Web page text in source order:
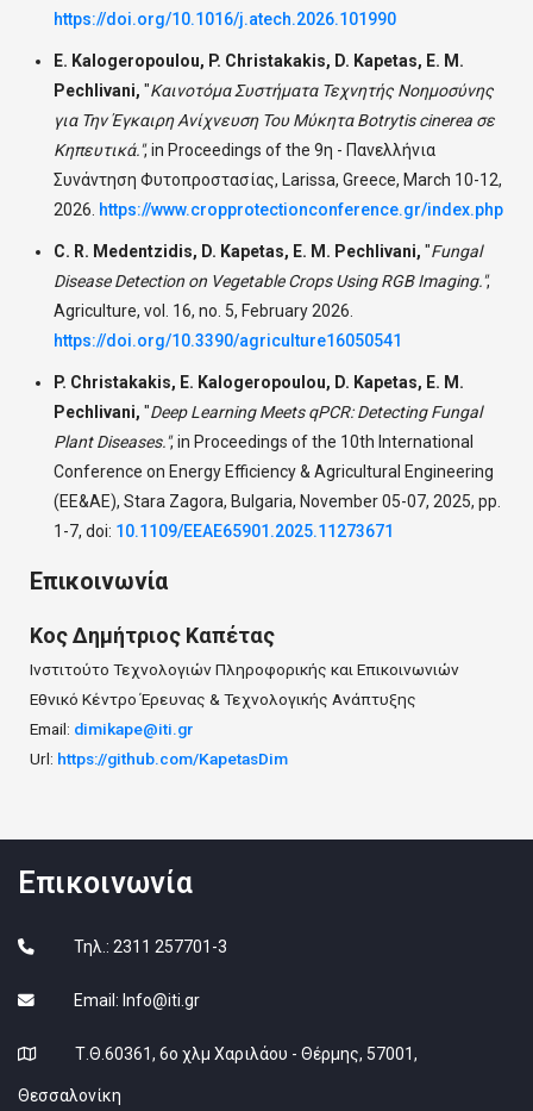
https://doi.org/10.1016/j.atech.2026.101990
E. Kalogeropoulou, P. Christakakis, D. Kapetas, E. M.
Pechlivani, "Καινοτόμα Συστήματα Τεχνητής Νοημοσύνης
για Την Έγκαιρη Ανίχνευση Του Μύκητα Botrytis cinerea σε
Κηπευτικά.",in Proceedings of the 9η - Πανελλήνια
Συνάντηση Φυτοπροστασίας, Larissa, Greece, March 10-12,
2026. https://www.cropprotectionconference.gr/index.php
C. R. Medentzidis, D. Kapetas, E. M. Pechlivani, "Fungal
Disease Detection on Vegetable Crops Using RGB Imaging.",
Agriculture, vol. 16, no. 5, February 2026.
https://doi.org/10.3390/agriculture16050541
P. Christakakis, E. Kalogeropoulou, D. Kapetas, E. M.
Pechlivani, "Deep Learning Meets qPCR: Detecting Fungal
Plant Diseases.",in Proceedings of the 10th International
Conference on Energy Efficiency & Agricultural Engineering
(EE&AE), Stara Zagora, Bulgaria, November 05-07, 2025, pp.
1-7, doi: 10.1109/EEAE65901.2025.11273671
Επικοινωνία
ΚοςΔημήτριος Καπέτας
Ινστιτούτο Τεχνολογιών Πληροφορικής και Επικοινωνιών
Εθνικό Κέντρο Έρευνας & Τεχνολογικής Ανάπτυξης
Email: dimikape@iti.gr
Url: https://github.com/KapetasDim
Επικοινωνία
Τηλ.: 2311 257701-3
Email: Info@iti.gr
Τ.Θ.60361, 6ο χλμ Χαριλάου - Θέρμης, 57001,
Θεσσαλονίκη